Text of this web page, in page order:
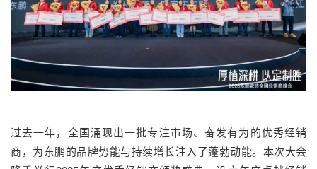
过去一年，全国涌现出一批专注市场、奋发有为的优秀经销
商，为东鹏的品牌势能与持续增长注入了蓬勃动能。本次大会